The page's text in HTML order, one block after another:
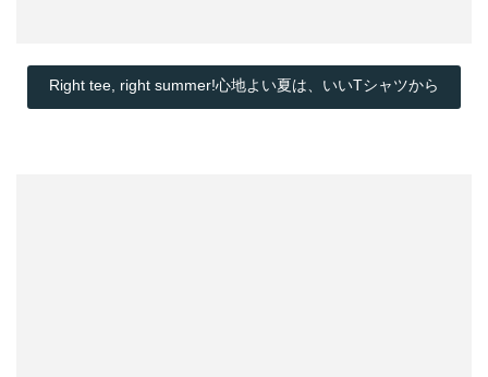
Right tee, right summer!心地よい夏は、いいTシャツから